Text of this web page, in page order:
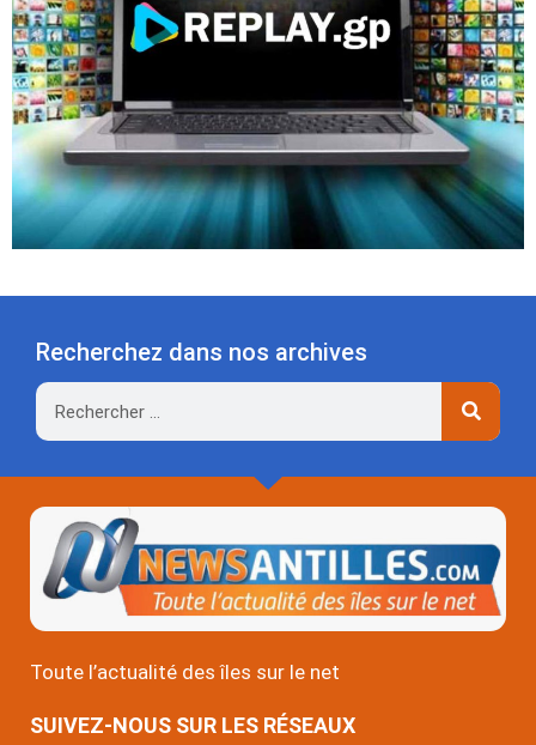
Recherchez dans nos archives
Rechercher
Toute l’actualité des îles sur le net
SUIVEZ-NOUS SUR LES RÉSEAUX